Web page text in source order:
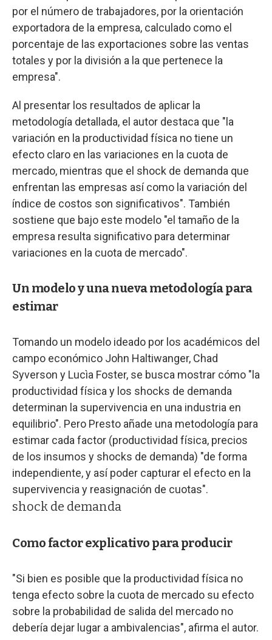
por el número de trabajadores, por la orientación
exportadora de la empresa, calculado como el
porcentaje de las exportaciones sobre las ventas
totales y por la división a la que pertenece la
empresa".
Al presentar los resultados de aplicar la
metodología detallada, el autor destaca que "la
variación en la productividad física no tiene un
efecto claro en las variaciones en la cuota de
mercado, mientras que el shock de demanda que
enfrentan las empresas así como la variación del
índice de costos son significativos". También
sostiene que bajo este modelo "el tamaño de la
empresa resulta significativo para determinar
variaciones en la cuota de mercado".
Un modelo y una nueva metodología para
estimar
Tomando un modelo ideado por los académicos del
campo económico John Haltiwanger, Chad
Syverson y Lucìa Foster, se busca mostrar cómo "la
productividad física y los shocks de demanda
determinan la supervivencia en una industria en
equilibrio". Pero Presto añade una metodología para
estimar cada factor (productividad física, precios
de los insumos y shocks de demanda) "de forma
independiente, y así poder capturar el efecto en la
supervivencia y reasignación de cuotas".
shock de demanda
Como factor explicativo para producir
"Si bien es posible que la productividad física no
tenga efecto sobre la cuota de mercado su efecto
sobre la probabilidad de salida del mercado no
debería dejar lugar a ambivalencias", afirma el autor.